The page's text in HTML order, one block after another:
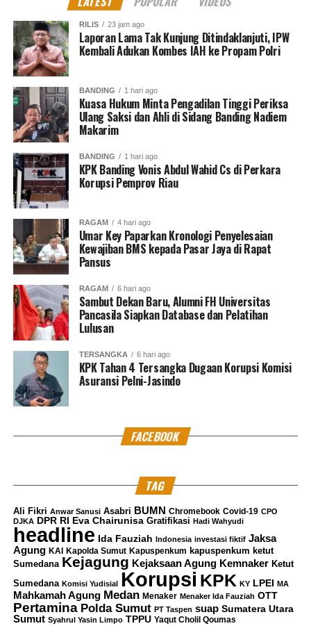
Anton Tolak Tawaran 500 Juta Rupiah untuk Perpanjang
Keagenan Solusi Prima
DON'T MISS
Ahli Pidana : Korban Pengaduan Palsu Berhak Lapor
Balik
Muhammad Shiddiq
Senior Jurnalis Pantau Sidang By PT Kilas Pewarta Media
RILIS 23 jam ago
Laporan Lama Tak Kunjung Ditindaklanjuti, IPW
Kembali Adukan Kombes IAH ke Propam Polri
BANDING 1 hari ago
Kuasa Hukum Minta Pengadilan Tinggi Periksa
Ulang Saksi dan Ahli di Sidang Banding Nadiem
Makarim
BANDING 1 hari ago
KPK Banding Vonis Abdul Wahid Cs di Perkara
Korupsi Pemprov Riau
RAGAM 4 hari ago
Umar Key Paparkan Kronologi Penyelesaian
Kewajiban BMS kepada Pasar Jaya di Rapat
Pansus
RAGAM 6 hari ago
Sambut Dekan Baru, Alumni FH Universitas
Pancasila Siapkan Database dan Pelatihan
Lulusan
TERSANGKA 6 hari ago
KPK Tahan 4 Tersangka Dugaan Korupsi Komisi
Asuransi Pelni-Jasindo
FACEBOOK
TAG
Ali Fikri Anwar Sanusi Asabri BUMN Chromebook Covid-19 CPO
DJKA
DPR RI Eva Chairunisa Gratifikasi Hadi Wahyudi
headline Ida Fauziah Indonesia investasi fiktif Jaksa
Agung KAI Kapolda Sumut Kapuspenkum kapuspenkum ketut
Sumedana Kejagung Kejaksaan Agung Kemnaker Ketut
Sumedana Komisi Yudisial Korupsi KPK KY LPEI MA
Mahkamah Agung Medan Menaker Menaker Ida Fauziah OTT
Pertamina Polda Sumut PT Taspen suap Sumatera Utara
Sumut Syahrul Yasin Limpo TPPU Yaqut Cholil Qoumas